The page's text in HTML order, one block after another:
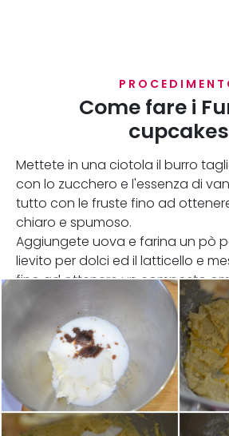
Come fare i
cupcakes
Mettete in una ciotola il burro
con lo zucchero e l'essenza di
tutto con le fruste fino ad
chiaro e spumoso.
Aggiungete uova e farina un pò
lievito per dolci ed il latticello e
fino ad ottenere un composto